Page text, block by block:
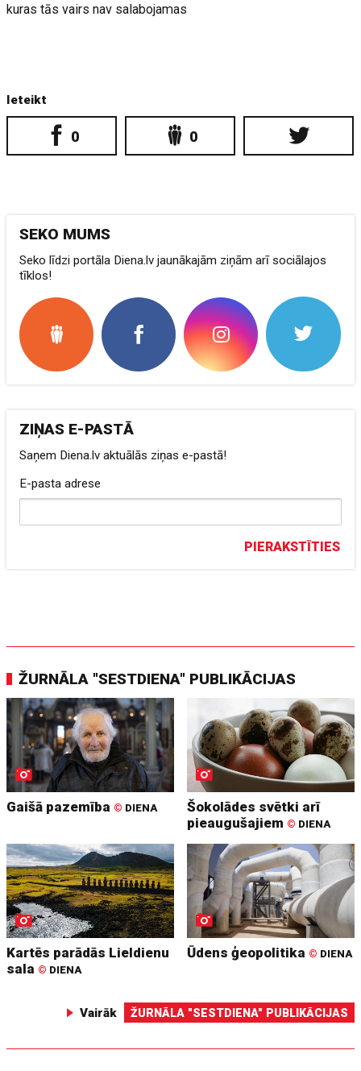
kuras tās vairs nav salabojamas
Ieteikt
0 0
SEKO MUMS
Seko līdzi portāla Diena.lv jaunākajām ziņām arī sociālajos
tīklos!
ZIŅAS E-PASTĀ
Saņem Diena.lv aktuālās ziņas e-pastā!
E-pasta adrese
PIERAKSTĪTIES
ŽURNĀLA "SESTDIENA" PUBLIKĀCIJAS
Gaišā pazemība © DIENA
Šokolādes svētki arī
pieaugušajiem © DIENA
Kartēs parādās Lieldienu
sala © DIENA
Ūdens ģeopolitika © DIENA
Vairāk ŽURNĀLA "SESTDIENA" PUBLIKĀCIJAS